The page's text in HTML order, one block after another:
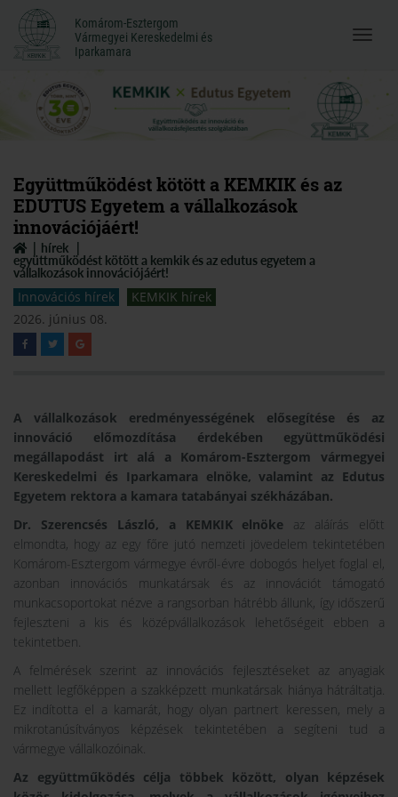
Komárom-Esztergom
Vármegyei Kereskedelmi és
Iparkamara
Komárom-Esztergom
Vármegyei Kereskedelmi és
Iparkamara
Menü
Együttműködést kötött a KEMKIK és az
EDUTUS Egyetem a vállalkozások
innovációjáért!
hírek
együttműködést kötött a kemkik és az edutus egyetem a
vállalkozások innovációjáért!
Innovációs hírek
KEMKIK hírek
2026. június 08.
A vállalkozások eredményességének elősegítése és az
innováció előmozdítása érdekében együttműködési
megállapodást irt alá a Komárom-Esztergom vármegyei
Kereskedelmi és Iparkamara elnöke, valamint az Edutus
Egyetem rektora a kamara tatabányai székházában.
Dr. Szerencsés László, a KEMKIK elnöke az aláírás előtt
elmondta, hogy az egy főre jutó nemzeti jövedelem tekintetében
Komárom-Esztergom vármegye évről-évre dobogós helyet foglal el,
azonban innovációs munkatársak és az innovációt támogató
munkacsoportokat nézve a rangsorban hátrébb állunk, így időszerű
fejleszteni a kis és középvállalkozások lehetőségeit ebben a
tekintetben.
A felmérések szerint az innovációs fejlesztéseket az anyagiak
mellett legfőképpen a szakképzett munkatársak hiánya hátráltatja.
Ez indította el a kamarát, hogy olyan partnert keressen, mely a
mikrotanúsítványos képzések tekintetében a segíteni tud a
vármegye vállalkozóinak.
Az együttműködés célja többek között, olyan képzések